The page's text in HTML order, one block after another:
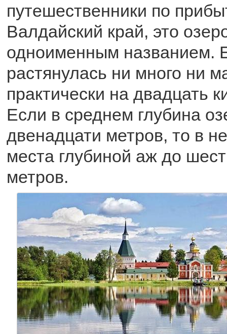
путешественники по
Валдайский край, это
одноименным названием.
растянулась ни много ни
практически на двадцать
Если в среднем глубина
двенадцати метров, то в
места глубиной аж до
метров.